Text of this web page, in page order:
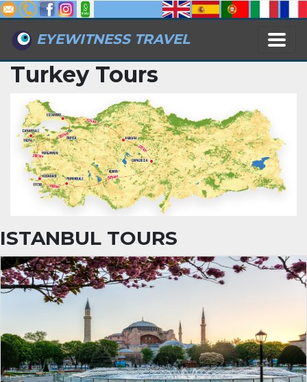
EYEWITNESS TRAVEL
Turkey Tours
ISTANBUL TOURS